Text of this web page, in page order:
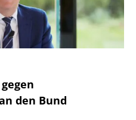
den Bund